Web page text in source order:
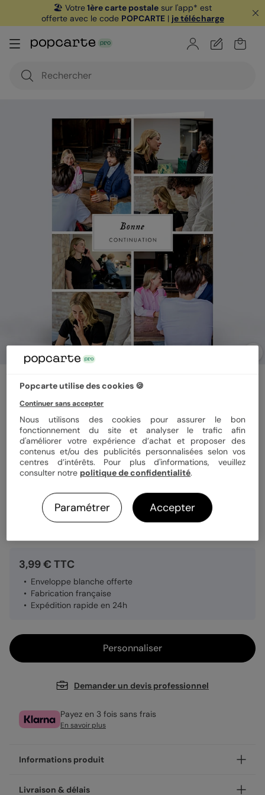
🏖️ Votre1ère carte postale sur l'app* est
offerte avec le code POPCARTE| je télécharge
Multiphotos étiquette
Format 12x17 cm plié
Papier Satiné
Quantité 1 carte
3,99 € TTC
Enveloppe blanche offerte
Fabrication française
Expédition rapide en 24h
Personnaliser
Demander un devis professionnel
Payez en 3 fois sans frais
En savoir plus
Informations produit
Un mot gentil, un bravo ou un merci : nos cartes de départ
Livraison & délais
Popcarte utilise des cookies 🍪
Continuer sans accepter
Nous utilisons des cookies pour assurer le bon
fonctionnement du site et analyser le trafic afin
d'améliorer votre expérience d’achat et proposer des
contenus et/ou des publicités personnalisées selon vos
centres d’intérêts. Pour plus d'informations, veuillez
consulter notre politique de confidentialité.
Paramétrer Accepter